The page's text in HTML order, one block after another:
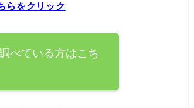
らをクリック
べている方はこち